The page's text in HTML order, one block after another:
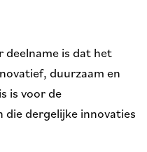
deelname is dat het
duurzaam en
is voor de
die dergelijke innovaties